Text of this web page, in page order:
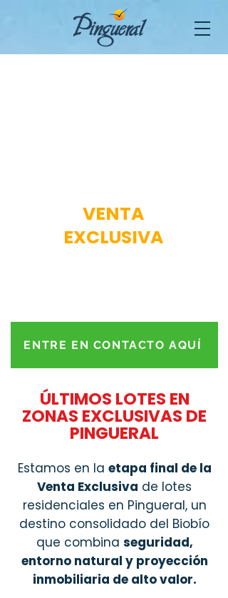
VENTA
EXCLUSIVA
ENTRE EN CONTACTO AQUÍ
ÚLTIMOS LOTES EN
ZONAS EXCLUSIVAS DE
PINGUERAL
Estamos en la etapa final de la
Venta Exclusiva de lotes
residenciales en Pingueral, un
destino consolidado del Biobío
que combina seguridad,
entorno natural y proyección
inmobiliaria de alto valor.